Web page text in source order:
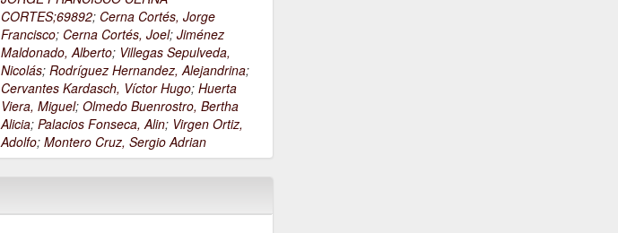
CORTES;69892; Cerna Cortés, Jorge
Francisco; Cerna Cortés, Joel;Jiménez
Maldonado, Alberto; Villegas Sepulveda,
Nicolás;Rodríguez Hernandez, Alejandrina;
Cervantes Kardasch, Víctor Hugo;Huerta
Viera, Miguel;Olmedo Buenrostro, Bertha
Alicia;Palacios Fonseca, Alin; Virgen Ortiz,
Adolfo;Montero Cruz, Sergio Adrian